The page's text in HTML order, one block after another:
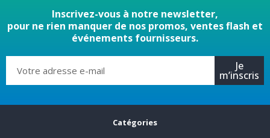
Inscrivez-vous à notre newsletter,
pour ne rien manquer de nos promos, ventes flash et
événements fournisseurs.
Je
m’inscris
Catégories